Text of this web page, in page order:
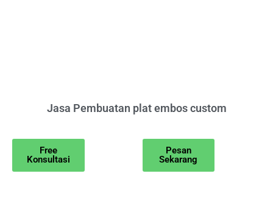
Jasa Pembuatan plat embos custom
Free
Konsultasi
Pesan
Sekarang